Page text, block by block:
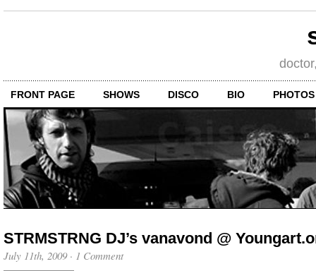
FRONT PAGE SHOWS DISCO BIO PHOTOS
STRMSTRNG DJ’s vanavond @
July 11th, 2009· 1 Comment